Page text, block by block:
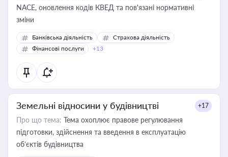
NACE, оновлення кодів КВЕД та пов'язані нормативні
зміни
Банківська діяльність
Страхова діяльність
Фінансові послуги
+13
Земельні відносини у будівництві +17
Про що тема: Тема охоплює правове регулювання
підготовки, здійснення та введення в експлуатацію
об’єктів будівництва